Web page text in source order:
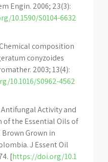
Engin. 2006; 23(3):
10.1590/S0104-6632
Chemical composition
conyzoides
2003; 13(4):
10.1016/S0962-4562
Antifungal Activity and
the Essential Oils of
Grown in
J Essent Oil
[https://doi.org/10.1